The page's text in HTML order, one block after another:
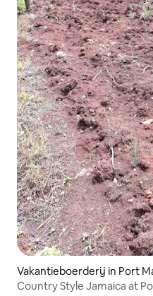
Vakantieboerderij in Port
Country Style Jamaica at